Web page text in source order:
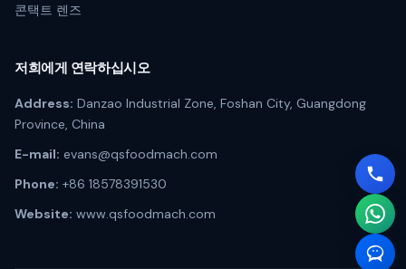
콘택트 렌즈
저희에게 연락하십시오
Address: Danzao Industrial Zone, Foshan City, Guangdong
Province, China
E-mail: evans@qsfoodmach.com
Phone: +86 18578391530
Website: www.qsfoodmach.com